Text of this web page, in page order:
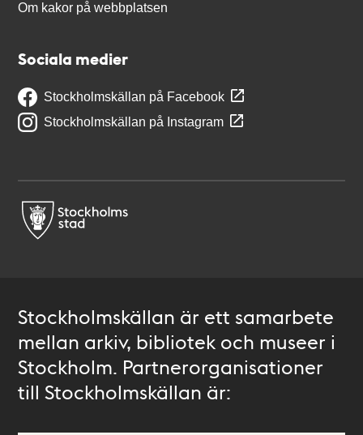
Om kakor på webbplatsen
Sociala medier
Stockholmskällan på Facebook
Stockholmskällan på Instagram
Stockholmskällan är ett samarbete
mellan arkiv, bibliotek och museer i
Stockholm. Partnerorganisationer
till Stockholmskällan är: